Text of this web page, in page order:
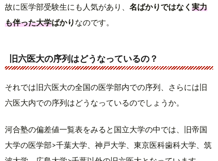
故に医学部受験生にも人気があり、 名ばかりではなく 実力
も伴った大学ばかり なのです。
旧六医大の序列はどうなっているの？
それでは旧六医大の全国の医学部内での序列、さらには旧
六医大内での序列はどうなっているのでしょうか。
河合塾の偏差値一覧表をみると国立大学の中では、旧帝国
大学の医学部>千葉大学、神戸大学、東京医科歯科大学、筑